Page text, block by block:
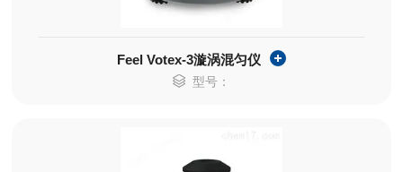
Feel Votex-3漩涡混匀仪
型号：